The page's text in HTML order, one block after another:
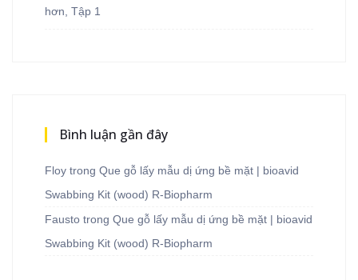
hơn, Tập 1
Bình luận gần đây
Floy trong Que gỗ lấy mẫu dị ứng bề mặt | bioavid
Swabbing Kit (wood) R-Biopharm
Fausto trong Que gỗ lấy mẫu dị ứng bề mặt | bioavid
Swabbing Kit (wood) R-Biopharm